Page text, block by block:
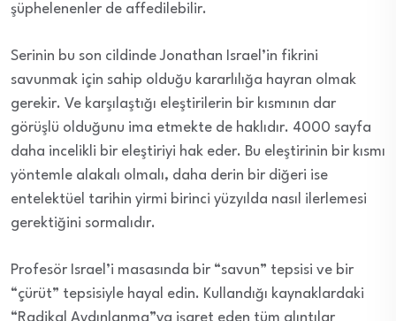
şüphelenenler de affedilebilir.
Serinin bu son cildinde Jonathan Israel’in fikrini
savunmak için sahip olduğu kararlılığa hayran olmak
gerekir. Ve karşılaştığı eleştirilerin bir kısmının dar
görüşlü olduğunu ima etmekte de haklıdır. 4000 sayfa
daha incelikli bir eleştiriyi hak eder. Bu eleştirinin bir kısmı
yöntemle alakalı olmalı, daha derin bir diğeri ise
entelektüel tarihin yirmi birinci yüzyılda nasıl ilerlemesi
gerektiğini sormalıdır.
Profesör Israel’i masasında bir “savun” tepsisi ve bir
“çürüt” tepsisiyle hayal edin. Kullandığı kaynaklardaki
“Radikal Aydınlanma”ya işaret eden tüm alıntılar